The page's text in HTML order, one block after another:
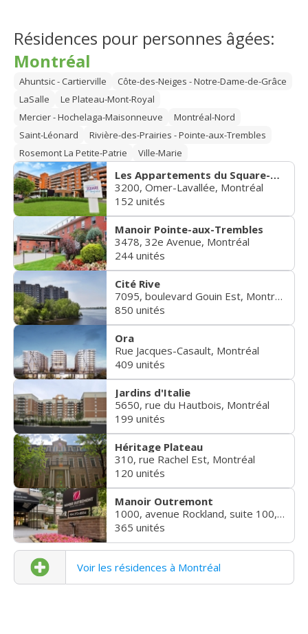
Résidences pour personnes âgées:
Montréal
Ahuntsic - Cartierville
Côte-des-Neiges - Notre-Dame-de-Grâce
LaSalle
Le Plateau-Mont-Royal
Mercier - Hochelaga-Maisonneuve
Montréal-Nord
Saint-Léonard
Rivière-des-Prairies - Pointe-aux-Trembles
Rosemont La Petite-Patrie
Ville-Marie
Les Appartements du Square-Angus
3200, Omer-Lavallée, Montréal
152 unités
Manoir Pointe-aux-Trembles
3478, 32e Avenue, Montréal
244 unités
Cité Rive
7095, boulevard Gouin Est, Montréal
850 unités
Ora
Rue Jacques-Casault, Montréal
409 unités
Jardins d'Italie
5650, rue du Hautbois, Montréal
199 unités
Héritage Plateau
310, rue Rachel Est, Montréal
120 unités
Manoir Outremont
1000, avenue Rockland, suite 100, Montréal
365 unités
Voir les résidences à Montréal